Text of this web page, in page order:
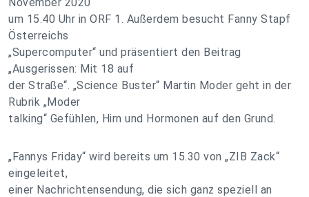
um 15.40 Uhr in ORF 1. Außerdem besucht Fanny Stapf
Österreichs
„Supercomputer“ und präsentiert den Beitrag
„Ausgerissen: Mit 18 auf
der Straße“. „Science Buster“ Martin Moder geht in der
Rubrik „Moder
talking“ Gefühlen, Hirn und Hormonen auf den Grund.
„Fannys Friday“ wird bereits um 15.30 von „ZIB Zack“
eingeleitet,
einer Nachrichtensendung, die sich ganz speziell an